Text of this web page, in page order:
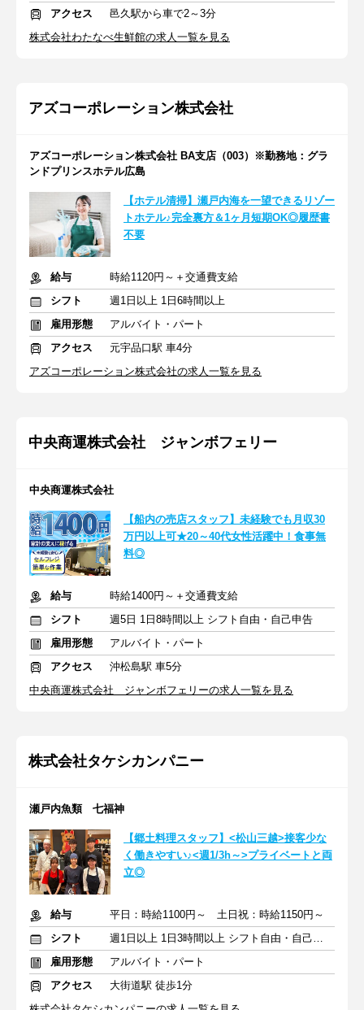
アクセス
邑久駅から車で2～3分
株式会社わたなべ生鮮館の求人一覧を見る
アズコーポレーション株式会社
アズコーポレーション株式会社 BA支店（003）※勤務地：グラ
ンドプリンスホテル広島
【ホテル清掃】瀬戸内海を一望できるリゾー
トホテル♪完全裏方＆1ヶ月短期OK◎履歴書
不要
給与
時給1120円～＋交通費支給
シフト
週1日以上 1日6時間以上
雇用形態
アルバイト・パート
アクセス
元宇品口駅 車4分
アズコーポレーション株式会社の求人一覧を見る
中央商運株式会社 ジャンボフェリー
中央商運株式会社
【船内の売店スタッフ】未経験でも月収30
万円以上可★20～40代女性活躍中！食事無
料◎
給与
時給1400円～＋交通費支給
シフト
週5日 1日8時間以上 シフト自由・自己申告
雇用形態
アルバイト・パート
アクセス
沖松島駅 車5分
中央商運株式会社 ジャンボフェリーの求人一覧を見る
株式会社タケシカンパニー
瀬戸内魚類 七福神
【郷土料理スタッフ】<松山三越>接客少な
く働きやすい♪<週1/3h～>プライベートと両
立◎
給与
平日：時給1100円～ 土日祝：時給1150円～
シフト
週1日以上 1日3時間以上 シフト自由・自己申告
雇用形態
アルバイト・パート
アクセス
大街道駅 徒歩1分